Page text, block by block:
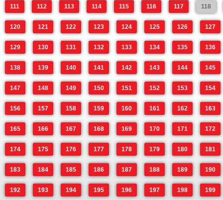
111 112 113 114 115 116 117 118
120 121 122 123 124 125 126 127
129 130 131 132 133 134 135 136
138 139 140 141 142 143 144 145
147 148 149 150 151 152 153 154
156 157 158 159 160 161 162 163
165 166 167 168 169 170 171 172
174 175 176 177 178 179 180 181
183 184 185 186 187 188 189 190
192 193 194 195 196 197 198 199